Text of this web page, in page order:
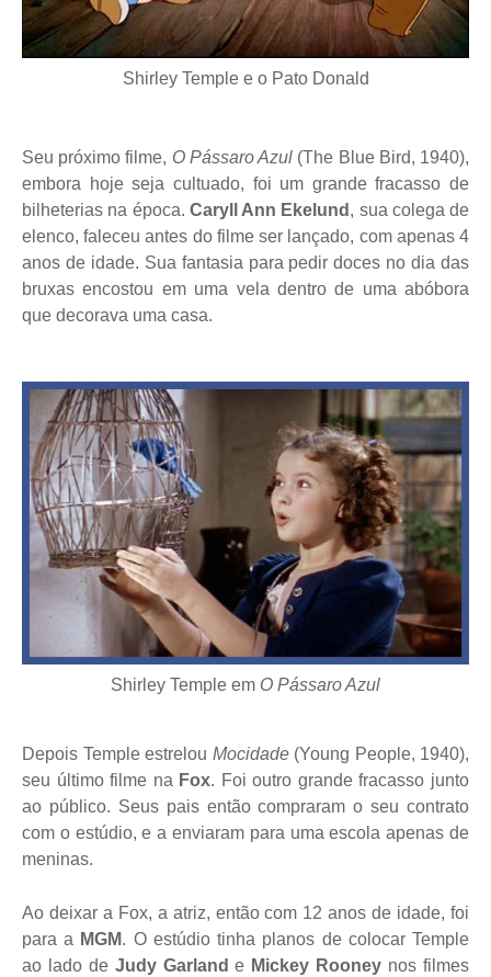
Shirley Temple e o Pato Donald
Seu próximo filme, O Pássaro Azul (The Blue Bird, 1940),
embora hoje seja cultuado, foi um grande fracasso de
bilheterias na época. Caryll Ann Ekelund , sua colega de
elenco, faleceu antes do filme ser lançado, com apenas 4
anos de idade. Sua fantasia para pedir doces no dia das
bruxas encostou em uma vela dentro de uma abóbora
que decorava uma casa.
Shirley Temple em O Pássaro Azul
Depois Temple estrelou Mocidade(Young People, 1940),
seu último filme na Fox. Foi outro grande fracasso junto
ao público. Seus pais então compraram o seu contrato
com o estúdio, e a enviaram para uma escola apenas de
meninas.
Ao deixar a Fox, a atriz, então com 12 anos de idade, foi
para a MGM. O estúdio tinha planos de colocar Temple
ao lado de Judy Garland e Mickey Rooney nos filmes